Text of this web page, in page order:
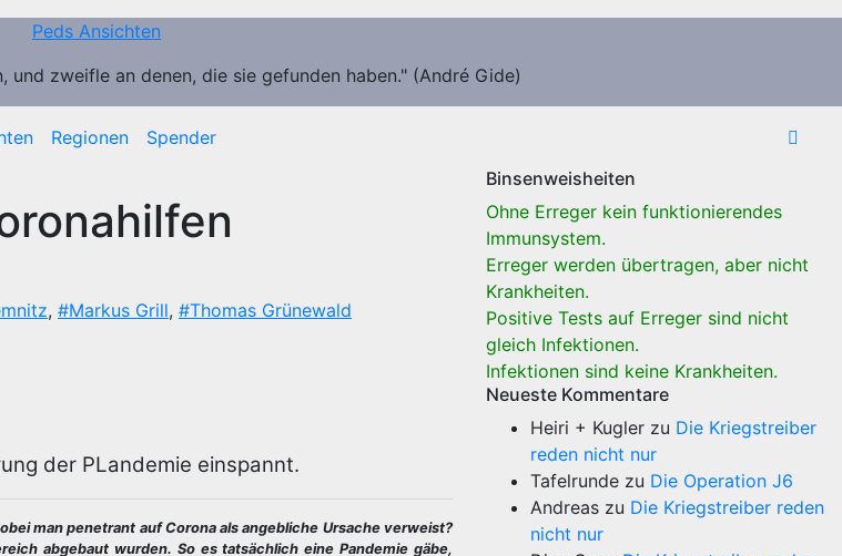
Peds Ansichten
und zweifle an denen, die sie gefunden haben." (André Gide)
Regionen
Spender
, #Markus Grill, #Thomas Grünewald
der PLandemie einspannt.
man penetrant auf Corona als angebliche Ursache verweist?
abgebaut wurden. So es tatsächlich eine Pandemie gäbe,
Binsenweisheiten
Ohne Erreger kein funktionierendes
Immunsystem.
Erreger werden übertragen, aber nicht
Krankheiten.
Positive Tests auf Erreger sind nicht
gleich Infektionen.
Infektionen sind keine Krankheiten.
Neueste Kommentare
Heiri + Kugler zu Die Kriegstreiber
reden nicht nur
Tafelrunde zu Die Operation J6
Andreas zu Die Kriegstreiber reden
nicht nur